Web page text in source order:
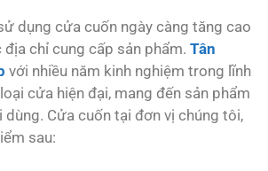
dụng cửa cuốn ngày càng tăng cao
chỉ cung cấp sản phẩm. Tân
với nhiều năm kinh nghiệm trong lĩnh
cửa hiện đại, mang đến sản phẩm
Cửa cuốn tại đơn vị chúng tôi,
sau: